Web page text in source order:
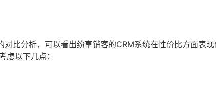
比分析，可以看出纷享销客的CRM系统在性价比方面表
虑以下几点：